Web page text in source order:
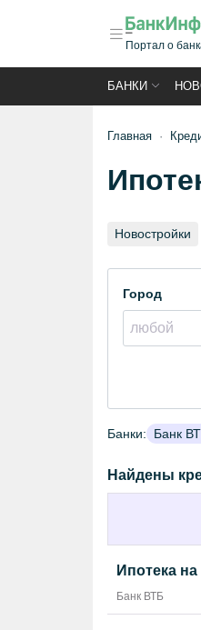
Портал о
БАНКИ
Главная
Новостройки
Город
Банки: Банк
Найдены
Ипотека
Банк ВТБ